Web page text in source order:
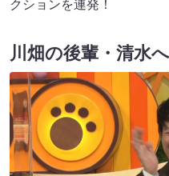
クションを連発！
川畑の後輩・清水